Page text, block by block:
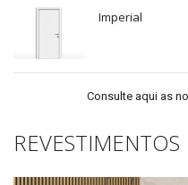
Imperial
Consulte aqui as
REVESTIMENTOS